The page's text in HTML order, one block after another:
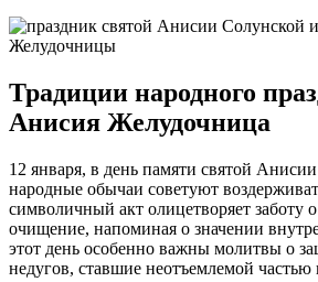
Традиции народного
Анисия Желудочница
12 января, в день памяти святой
народные обычаи советуют
символичный акт олицетворяет заботу
очищение, напоминая о значении
этот день особенно важны молитвы о
недугов, ставшие неотъемлемой частью